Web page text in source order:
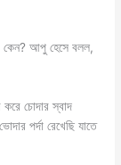
কেন? আপু হেসে বলল,
চোদার স্বাদ
পর্দা রেখেছি যাতে